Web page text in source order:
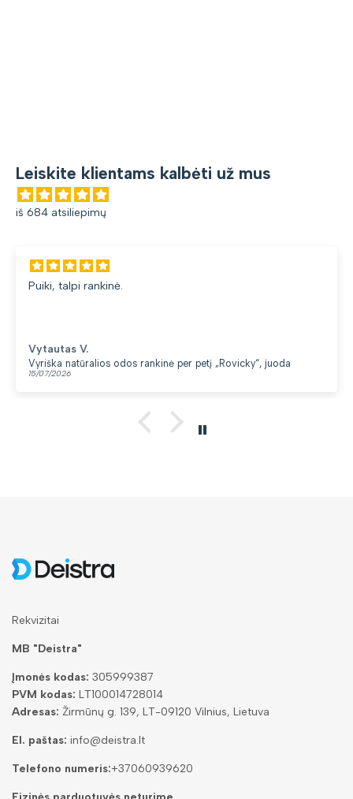
Leiskite klientams kalbėti už mus
iš 684 atsiliepimų
Puiki, talpi rankinė.
Vytautas V.
Vyriška natūralios odos rankinė per petį „Rovicky“, juoda
15/07/2026
Rekvizitai
MB "Deistra"
Įmonės kodas: 305999387
PVM kodas: LT100014728014
Adresas: Žirmūnų g. 139, LT-09120 Vilnius, Lietuva
El. paštas: info@deistra.lt
Telefono numeris:+37060939620